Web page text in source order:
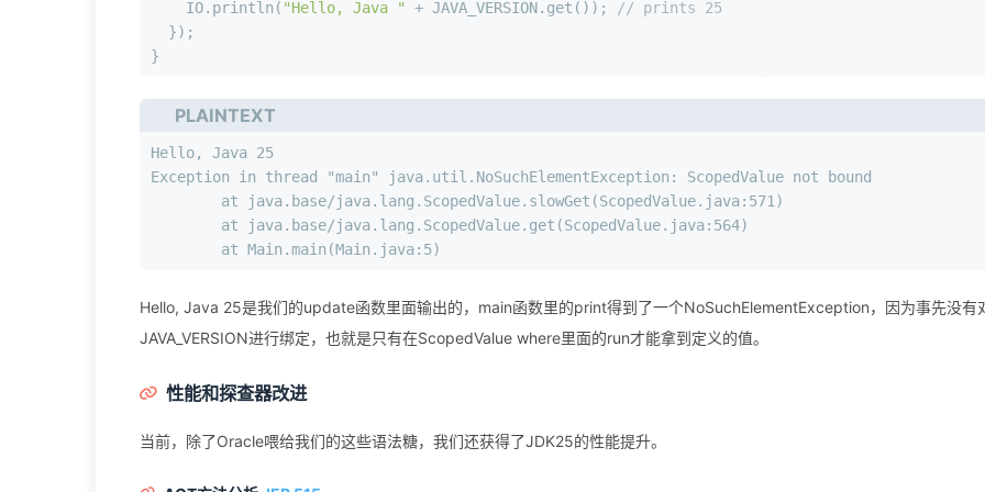
    IO.println(
"Hello, Java " + JAVA_VERSION.get());
// prints 25
  });
}
PLAINTEXT
Hello, Java 25
Exception in thread "main" java.util.NoSuchElementException: ScopedValue not bound
	at java.base/java.lang.ScopedValue.slowGet(ScopedValue.java:571)
	at java.base/java.lang.ScopedValue.get(ScopedValue.java:564)
	at Main.main(Main.java:5)
Hello, Java 25是我们的update函数里面输出的，main函数里的print得到了一个NoSuchElementException，因为事先没有
JAVA_VERSION进行绑定，也就是只有在ScopedValue where里面的run才能拿到定义的值。
性能和探查器改进
当前，除了Oracle喂给我们的这些语法糖，我们还获得了JDK25的性能提升。